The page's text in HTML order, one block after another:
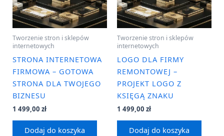
Tworzenie stron i sklepów
internetowych
STRONA INTERNETOWA
FIRMOWA – GOTOWA
STRONA DLA TWOJEGO
BIZNESU
1 499,00 zł
Dodaj do koszyka
Tworzenie stron i sklepów
internetowych
LOGO DLA FIRMY
REMONTOWEJ –
PROJEKT LOGO Z
KSIĘGĄ ZNAKU
1 499,00 zł
Dodaj do koszyka